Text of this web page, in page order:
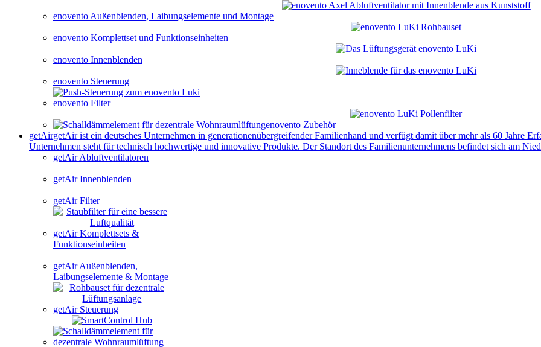
enovento Außenblenden, Laibungselemente und Montage
enovento Komplettset und Funktionseinheiten
enovento Innenblenden
enovento Steuerung
enovento Filter
enovento Zubehör
getAirgetAir ist ein deutsches Unternehmen in generationenübergreifender Familienhand und verfügt damit über mehr als 60 Jahre
Unternehmen steht für technisch hochwertige und innovative Produkte. Der Standort des Familienunternehmens befindet sich am
getAir Abluftventilatoren
getAir Innenblenden
getAir Filter
getAir Komplettsets &
Funktionseinheiten
getAir Außenblenden,
Laibungselemente & Montage
getAir Steuerung